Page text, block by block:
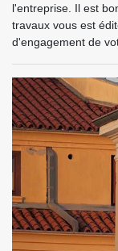
l'entreprise. Il est
travaux vous est
d'engagement de